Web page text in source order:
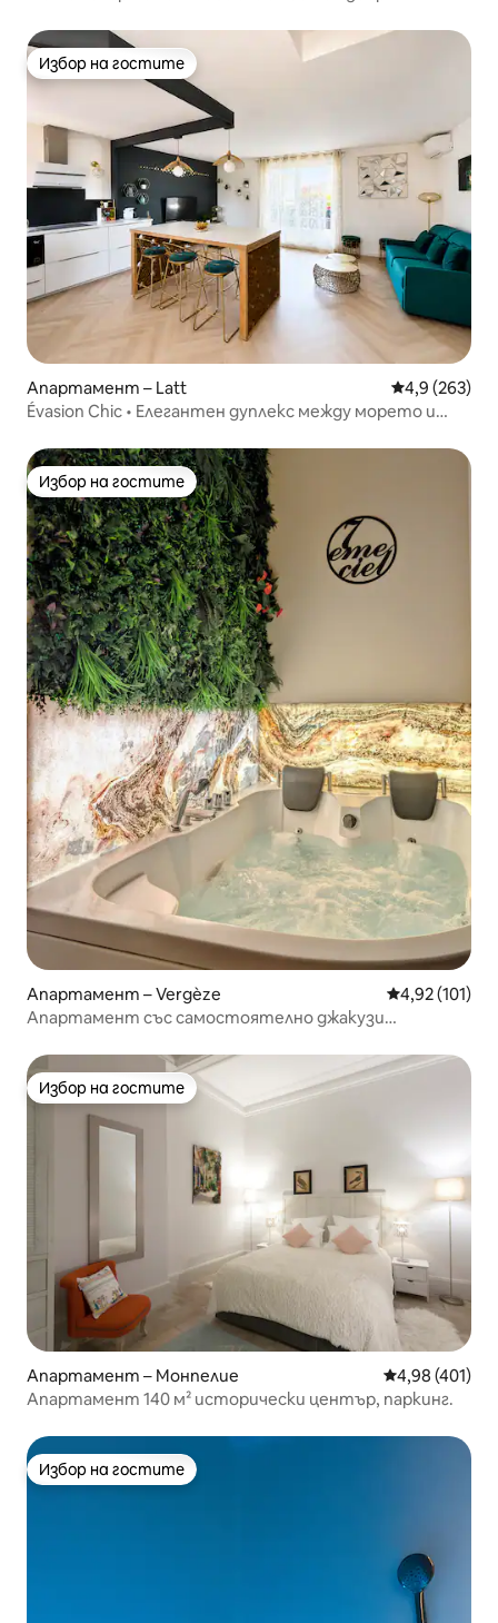
Избор на гостите
Избор на гостите
Апартамент – Latt Средна
4,9 (263)
Évasion Chic • Елегантен дуплекс между морето и
Избор на гостите
Избор на гостите
Апартамент – Vergèze Средна
4,92 (101)
Апартамент със самостоятелно джакузи
Избор на гостите
Избор на гостите
Апартамент – Монпелие Средна
4,98 (401)
Апартамент 140 м² исторически център, паркинг.
Избор на гостите
Избор на гостите